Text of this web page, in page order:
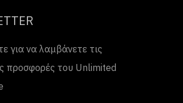
για να λαμβάνετε τις
προσφορές του Unlimited